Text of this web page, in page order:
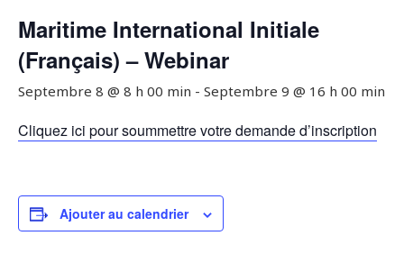
Maritime International Initiale
(Français) – Webinar
Septembre 8 @ 8 h 00 min - Septembre 9 @ 16 h 00 min
Cliquez ici pour soummettre votre demande d’inscription
Ajouter au calendrier